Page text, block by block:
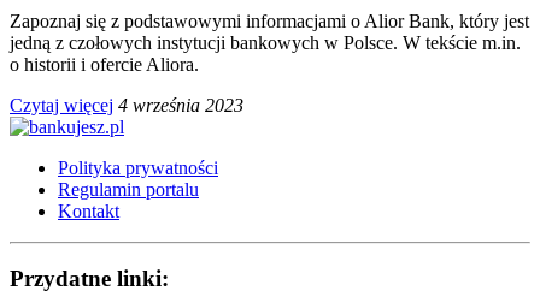
Zapoznaj się z podstawowymi informacjami o Alior Bank, który jest
jedną z czołowych instytucji bankowych w Polsce. W tekście m.in.
o historii i ofercie Aliora.
Czytaj więcej 4 września 2023
Polityka prywatności
Regulamin portalu
Kontakt
Przydatne linki: